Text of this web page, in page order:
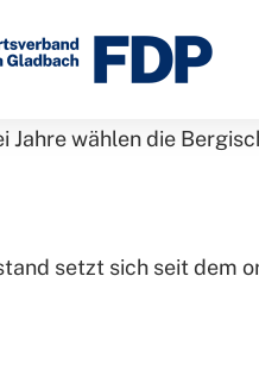
Jahre wählen die
setzt sich seit dem